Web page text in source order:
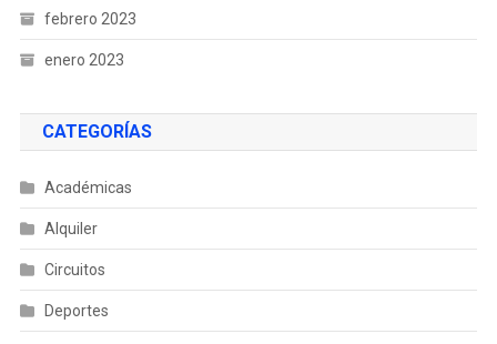
febrero 2023
enero 2023
CATEGORÍAS
Académicas
Alquiler
Circuitos
Deportes